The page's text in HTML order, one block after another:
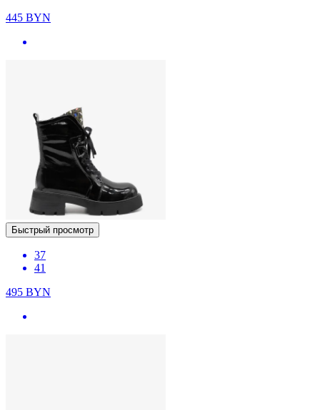
445 BYN
Быстрый просмотр
37
41
495 BYN